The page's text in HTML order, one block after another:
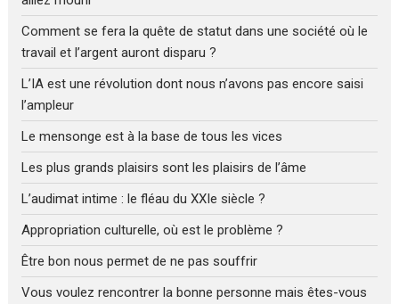
Comment se fera la quête de statut dans une société où le
travail et l’argent auront disparu ?
L’IA est une révolution dont nous n’avons pas encore saisi
l’ampleur
Le mensonge est à la base de tous les vices
Les plus grands plaisirs sont les plaisirs de l’âme
L’audimat intime : le fléau du XXIe siècle ?
Appropriation culturelle, où est le problème ?
Être bon nous permet de ne pas souffrir
Vous voulez rencontrer la bonne personne mais êtes-vous